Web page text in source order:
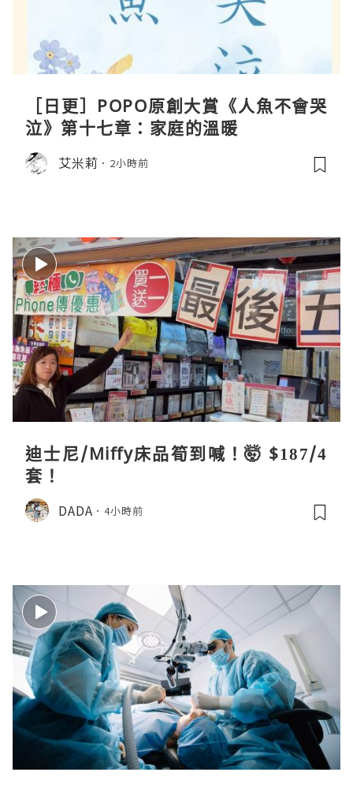
［日更］POPO原創大賞《人魚不會哭
泣》第十七章：家庭的溫暖
艾米莉 2小時前
迪士尼/Miffy床品筍到喊！🤯 $187/4
套！
DADA 4小時前